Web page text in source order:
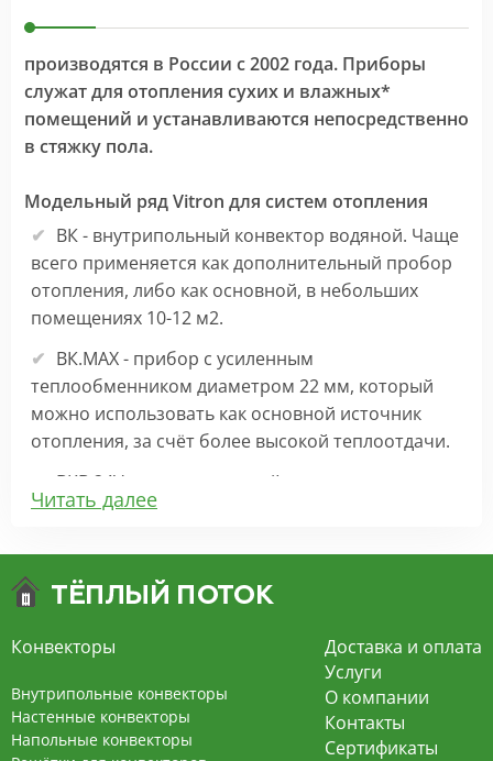
производятся в России с 2002 года. Приборы
служат для отопления сухих и влажных*
помещений и устанавливаются непосредственно
в стяжку пола.
Модельный ряд Vitron для систем отопления
ВК - внутрипольный конвектор водяной. Чаще
всего применяется как дополнительный пробор
отопления, либо как основной, в небольших
помещениях 10-12 м2.
ВК.МАХ - прибор с усиленным
теплообменником диаметром 22 мм, который
можно использовать как основной источник
отопления, за счёт более высокой теплоотдачи.
ВКВ 24V – внутрипольный конвектор
отопления с вентилятором на 24В подходит для
экономит электроэнергию и бесшумно работает.
конвекцией на 220В. За счет тангенциального
вентилятора создает принудительную
конвекцию, что позволяет обогревать
помещения большой площади.
Читать далее
Конвекторы
Внутрипольные конвекторы
Настенные конвекторы
Напольные конвекторы
Доставка и оплата
Услуги
О компании
Контакты
Сертификаты